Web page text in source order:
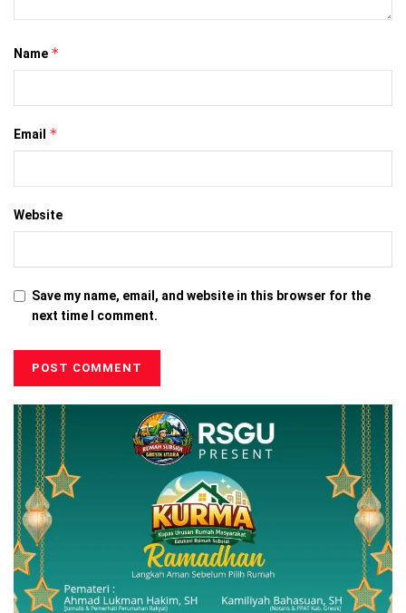
Name *
Email *
Website
Save my name, email, and website in this browser for the
next time I comment.